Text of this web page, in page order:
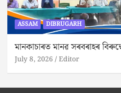
ASSAM DIBRUGARH
মানকাচাৰত মানৱ সৰবৰাহৰ
July 8, 2026 Editor